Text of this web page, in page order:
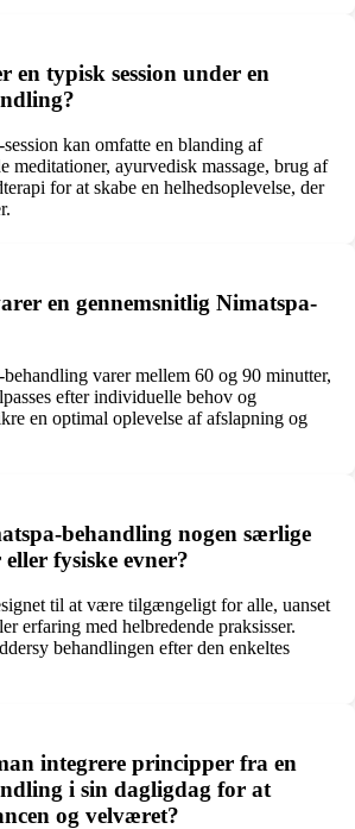
en typisk session under en
kan omfatte en blanding af
meditationer, ayurvedisk massage, brug af
for at skabe en helhedsoplevelse, der
en gennemsnitlig Nimatspa-
varer mellem 60 og 90 minutter,
efter individuelle behov og
en optimal oplevelse af afslapning og
behandling nogen særlige
fysiske evner?
til at være tilgængeligt for alle, uanset
erfaring med helbredende praksisser.
behandlingen efter den enkeltes
integrere principper fra en
i sin dagligdag for at
og velværet?